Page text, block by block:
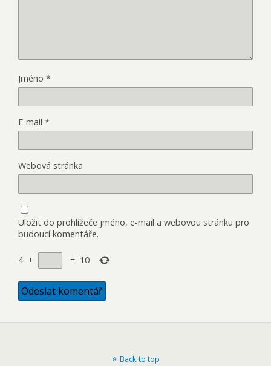
Jméno *
E-mail *
Webová stránka
Uložit do prohlížeče jméno, e-mail a webovou stránku pro
budoucí komentáře.
4 + = 10
Back to top